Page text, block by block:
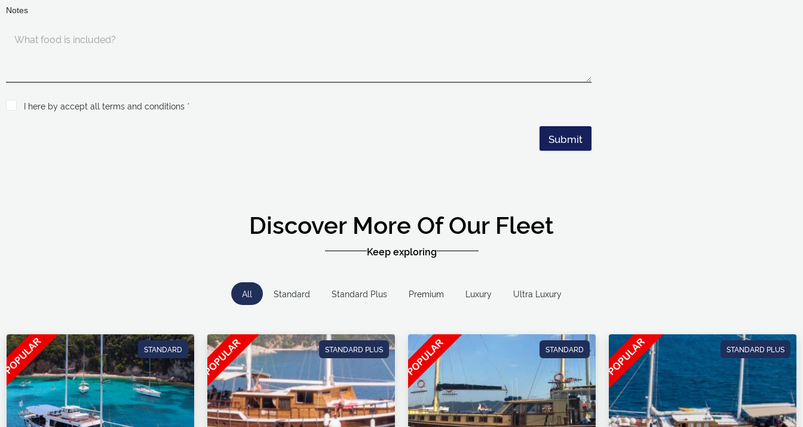
Notes
I here by accept all terms and conditions *
Submit
Discover More Of Our Fleet
Keep exploring
All Standard Standard Plus Premium Luxury Ultra Luxury
STANDARD STANDARD PLUS STANDARD STANDARD PLUS